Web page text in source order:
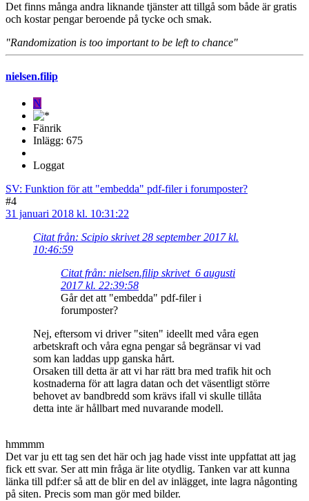
Det finns många andra liknande tjänster att tillgå som både är gratis
och kostar pengar beroende på tycke och smak.
"Randomization is too important to be left to chance"
nielsen.filip
N
Fänrik
Inlägg: 675
Loggat
SV: Funktion för att "embedda" pdf-filer i forumposter?
#4
31 januari 2018 kl. 10:31:22
Citat från: Scipio skrivet 28 september 2017 kl.
10:46:59
Citat från: nielsen.filip skrivet 6 augusti
2017 kl. 22:39:58
Går det att "embedda" pdf-filer i
forumposter?
Nej, eftersom vi driver "siten" ideellt med våra egen
arbetskraft och våra egna pengar så begränsar vi vad
som kan laddas upp ganska hårt.
Orsaken till detta är att vi har rätt bra med trafik hit och
kostnaderna för att lagra datan och det väsentligt större
behovet av bandbredd som krävs ifall vi skulle tillåta
detta inte är hållbart med nuvarande modell.
hmmmm
Det var ju ett tag sen det här och jag hade visst inte uppfattat att jag
fick ett svar. Ser att min fråga är lite otydlig. Tanken var att kunna
länka till pdf:er så att de blir en del av inlägget, inte lagra någonting
på siten. Precis som man gör med bilder.